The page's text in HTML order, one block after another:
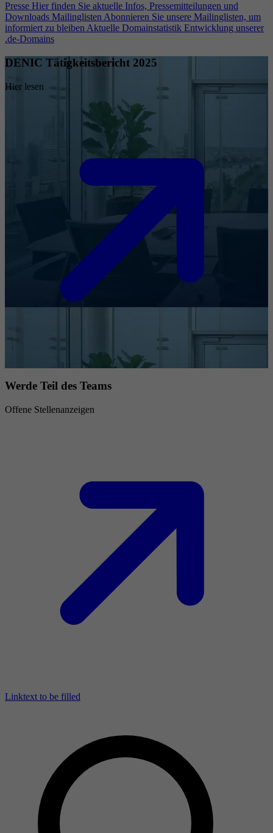
Presse Hier finden Sie aktuelle Infos, Pressemitteilungen und
Downloads Mailinglisten Abonnieren Sie unsere Mailinglisten, um
informiert zu bleiben Aktuelle Domainstatistik Entwicklung unserer
.de-Domains
DENIC Tätigkeitsbericht 2025
Hier lesen
Werde Teil des Teams
Offene Stellenanzeigen
Linktext to be filled